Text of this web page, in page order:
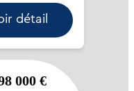
détail
000 €